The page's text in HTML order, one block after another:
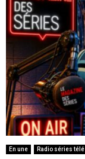
En une Radio séries télé